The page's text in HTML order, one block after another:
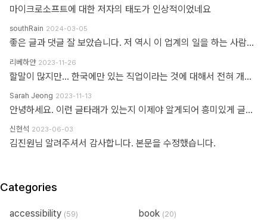
마이크로소프트에 대한 저자의 태도가 인상적이었네요
southRain 2024-03-05
좋은 글과 댓글 잘 보았습니다. 저 역시 이 업계의 일을 하는 사람으로써 '웹퍼블리셔' 라는 단어를 만드신 분을 이제 알았네요. 해당 용어를 만들어주셔서 감사합니다. 그 덕에 제 업무에 대한 명확한 기준을 세울 수 있었습니다. 전 이제껏 '웹퍼블리셔' 라는 직무에 부끄러운 적 없었습니다. '웹 퍼블리셔' 라는 직무를 부끄러워 하는 건, 본인이 해당 업무를 제대로 이해하지 못하고 잘 수행하지 못하기 때문이라고 생각해요. 해외와 국내의 개발업무 포지션에 대한 단어가 다를 뿐인데, 유독 국내 개발자들 중에는 굳이 급을 나누는 분들이 많더라구요. 근데 그렇게 급을 나누는 만큼 기본이 되어있는지 의심스러울 때도 많았습니다. 퍼블리셔와 상의없이 css framework 로 화면 대충 만들다가... 디자이너 요청 대로 화면 수정 못하고 대뜸 찾아와서는 수정해달라고 하는 적도 많았고... 만들어 준 화면도 자기 맘대로 이것저것 손대다가 오히려 화면 다 틀어지는 경우도 많이 봤습니다. 이런 걸 보면 오히려 '프론트엔드 개발자' 라고 본인을 지칭하는 분들이 해외와 전혀 다른 개념으로 이해하고 있는 게 아닌가 라는 생각도 들었습니다. 이제는 면역이 되서... 그런 분들 만나면 '그러려니...' 하고 말지만요. ㅎㅎ 각자가 맡은 업무가 있는 거고, 각자의 업무를 서로 존중하는 환경이 필요하다고 생각합니다. 그리고 각자의 자리에서 본인 업무를 충실하면 되지 않을까 싶습니다.
리베하얀 2023-11-26
할말이 많지만... 한국에만 있는 직업이라는 것에 대해서 전혀 개의치도 않고 부끄러워할 이유도 없다고 봅니다. 이 직업군에 대해서 이해라며녀 00년대에 무슨일이 일어났었는지.. 알필요가 있고 국내만의 특수한 환경때문에 만들어진 직업군이고... 근래에 들어 국제화가 되면서 문제시 몇몇분이 문제삼는것 같은데... 본인의 업무 바운더리는 본인이 만드는거지.. 그 단어안에 갇혀서 본인의 수준이나 인식을 만든다고 보지 않습니다. 코더니 UI개발자니, 퍼블리셔니, FE니.. 웹마스터니 풀스택이니 ㅎㅎ 많은 직업군으로 불리우고 있지만 솔직히 본인의 역량에 따라 불리운다고 생각합니다. 당시에 신현석님이 던진 하나의 단어에 여전히 밥먹고 살고 있고, 때때론 자부심도 느낍니다.
Sarah Jeong 2023-11-13
안녕하세요. 이런 글타래가 있는지 이제야 알게되어 흥미있게 글타래를 읽어보았네요. 제가 방금 글타래라고 쓴것처럼, 댓글이라는 단어에도 여러 다른 이름이 존재한다는 것을 우리는 암묵적으로 알고 있을 거라 생각하는데요 EX 1.) 글타래(민 우리말. 인터넷 게시판에서 어떤 게시글과 그에 대한 답신으로 쓰여진 게시글들의 모임. [NAVER 국어사전 글 인용]) = 댓글(게시물 밑에 남길 수 있는 글을 표현한 단어) = 코멘트(영어 코멘트를 한국어로 표현한 단어) = 리플(영어 reple을 한국어로 표현한 단어) = 스레드(thread) EX 2.) Height(사물의 높이, 사람의 키&신장, 키가 높음, 지상으로부터의 고도) 해당 단어는 발음에서 논란이 된적이 있습니다. (설마.. 고인물만 아는 거일지도...T^T..) 미국, 영국 등 주요국가에서는 해당 단어의 발음을 한국어 발음 표현으로 '하이트' or '하잍' 라고 읽으나, 스페인어로 해당 단어는 '헤이트' or '헤잍' 라고 읽습니다. 전 세계적으로 스페인어를 쓰는 인구는 2019년 3월 기준으로 4억 6천만명이며, 영어를 사용하는 인구는 3억 7천만명이라고 구글검색에 나옵니다. EX 3.) 2023년 현재 우리나라에서는 각 세대 별로 쓰는 한 가지 표현에 대한 단어들도 다릅니다. 50대 이상이신 분들은 한자어를 주로 사용하신 세대들이고, 10대 ~ 20대분들은 줄임말 또는 은어를 만들어 주로 사용하고 있습니다. 위의 예시와 같이 한 가지를 가리키는 명사에 여러가지 표현이 존재하고, 모든 사람들이 표준어 하나만 사용하고 있지 않으며, 전라도, 충정도, 경상도 방언이 존재한다는 사실도 암묵적으로 우리는 알고 있다 생각합니다 물론, 표준어처럼 한 가지 표현만 존재하면 다시 한번 확인하는 절차없이 의사소통이 원활할테지만, 우리는 일상속에서도 방언이나 댓글, 줄임말 등의 다른 표현들을 받아들이고 있는 존재들입니다. 만드신 분의 말씀대로 그저 지나온 과거에서는 그 표현이 필요하여 쓰여졌었다고 이해하고 넘어가시면 어떨까하여 주절대며 나불거려보았네요.. PS. 쓰잘데기 없는 제 생각을 읽어주셔서 고맙습니다.. AI도 발전해나가고 있는 마당에 같은 인종끼리 싸우지 맙시다~~~ㅋㅋㅋ
신현석 2023-06-03
김진원님 알려주셔서 감사합니다. 본문을 수정했습니다.
Categories
accessibility (59) book (20)